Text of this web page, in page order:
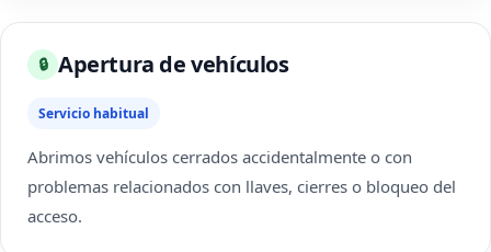
🔒 Apertura de vehículos
Servicio habitual
Abrimos vehículos cerrados accidentalmente o con
problemas relacionados con llaves, cierres o bloqueo del
acceso.